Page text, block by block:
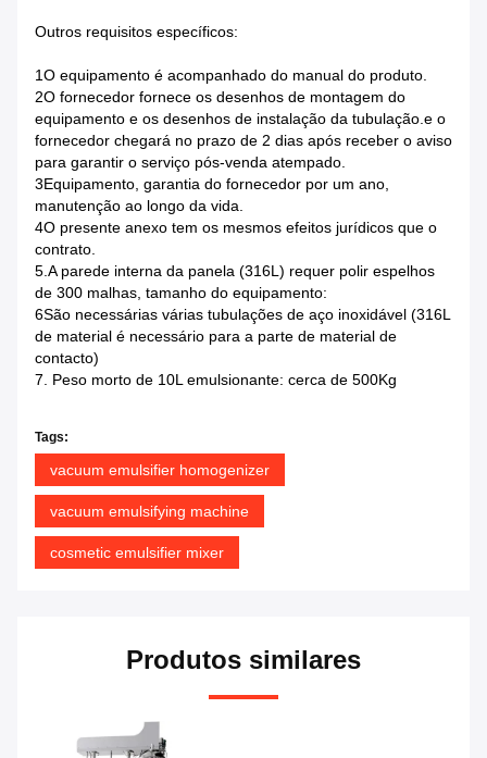
Outros requisitos específicos:
1O equipamento é acompanhado do manual do produto.
2O fornecedor fornece os desenhos de montagem do
equipamento e os desenhos de instalação da tubulação.e o
fornecedor chegará no prazo de 2 dias após receber o aviso
para garantir o serviço pós-venda atempado.
3Equipamento, garantia do fornecedor por um ano,
manutenção ao longo da vida.
4O presente anexo tem os mesmos efeitos jurídicos que o
contrato.
5.A parede interna da panela (316L) requer polir espelhos
de 300 malhas, tamanho do equipamento:
6São necessárias várias tubulações de aço inoxidável (316L
de material é necessário para a parte de material de
contacto)
7. Peso morto de 10L emulsionante: cerca de 500Kg
Tags:
vacuum emulsifier homogenizer
vacuum emulsifying machine
cosmetic emulsifier mixer
Produtos similares